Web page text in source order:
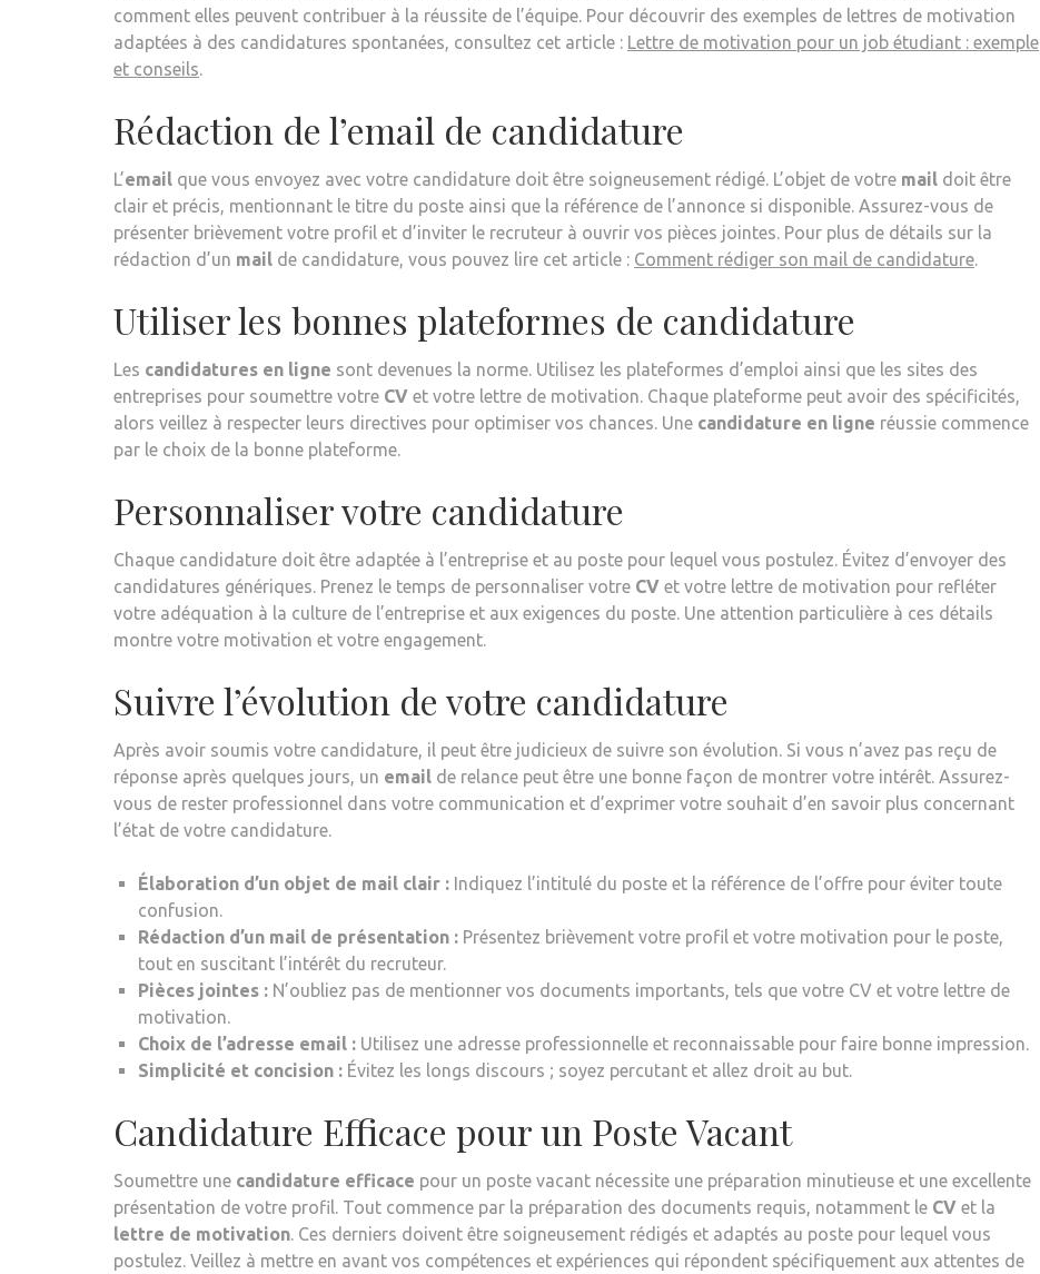
comment elles peuvent contribuer à la réussite de l’équipe. Pour découvrir des exemples de lettres de motivation
adaptées à des candidatures spontanées, consultez cet article : Lettre de motivation pour un job étudiant : exemple
et conseils.
Rédaction de l’email de candidature
L’email que vous envoyez avec votre candidature doit être soigneusement rédigé. L’objet de votre mail doit être
clair et précis, mentionnant le titre du poste ainsi que la référence de l’annonce si disponible. Assurez-vous de
présenter brièvement votre profil et d’inviter le recruteur à ouvrir vos pièces jointes. Pour plus de détails sur la
rédaction d’un mail de candidature, vous pouvez lire cet article : Comment rédiger son mail de candidature.
Utiliser les bonnes plateformes de candidature
Les candidatures en ligne sont devenues la norme. Utilisez les plateformes d’emploi ainsi que les sites des
entreprises pour soumettre votre CV et votre lettre de motivation. Chaque plateforme peut avoir des spécificités,
alors veillez à respecter leurs directives pour optimiser vos chances. Une candidature en ligne réussie commence
par le choix de la bonne plateforme.
Personnaliser votre candidature
Chaque candidature doit être adaptée à l’entreprise et au poste pour lequel vous postulez. Évitez d’envoyer des
candidatures génériques. Prenez le temps de personnaliser votre CV et votre lettre de motivation pour refléter
votre adéquation à la culture de l’entreprise et aux exigences du poste. Une attention particulière à ces détails
montre votre motivation et votre engagement.
Suivre l’évolution de votre candidature
Après avoir soumis votre candidature, il peut être judicieux de suivre son évolution. Si vous n’avez pas reçu de
réponse après quelques jours, un email de relance peut être une bonne façon de montrer votre intérêt. Assurez-
vous de rester professionnel dans votre communication et d’exprimer votre souhait d’en savoir plus concernant
l’état de votre candidature.
Élaboration d’un objet de mail clair : Indiquez l’intitulé du poste et la référence de l’offre pour éviter toute
confusion.
Rédaction d’un mail de présentation : Présentez brièvement votre profil et votre motivation pour le poste,
tout en suscitant l’intérêt du recruteur.
Pièces jointes : N’oubliez pas de mentionner vos documents importants, tels que votre CV et votre lettre de
motivation.
Choix de l’adresse email : Utilisez une adresse professionnelle et reconnaissable pour faire bonne impression.
Simplicité et concision : Évitez les longs discours ; soyez percutant et allez droit au but.
Candidature Efficace pour un Poste Vacant
Soumettre une candidature efficace pour un poste vacant nécessite une préparation minutieuse et une excellente
présentation de votre profil. Tout commence par la préparation des documents requis, notamment le CV et la
lettre de motivation. Ces derniers doivent être soigneusement rédigés et adaptés au poste pour lequel vous
postulez. Veillez à mettre en avant vos compétences et expériences qui répondent spécifiquement aux attentes de